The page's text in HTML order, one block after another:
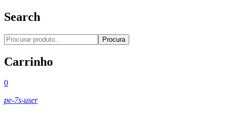
Search
Procura
Carrinho
0
pe-7s-user